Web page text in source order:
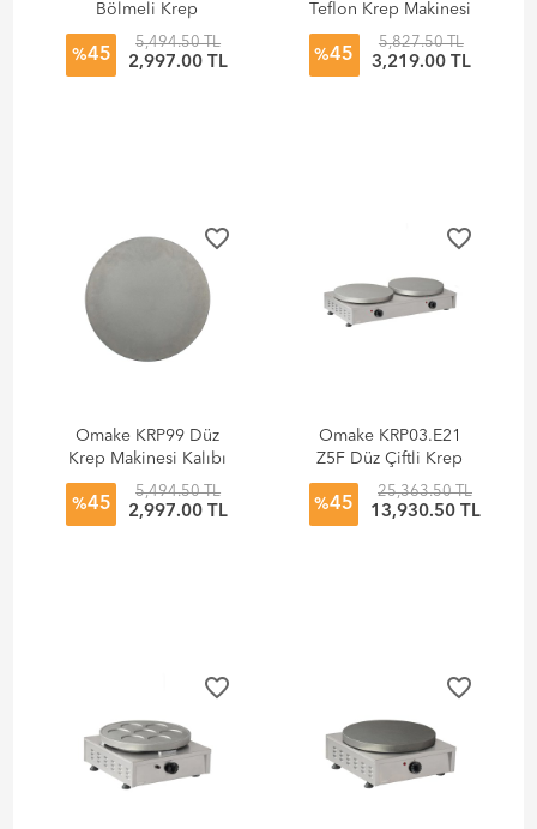
Bölmeli Krep
Makinesi Kalıbı
%45
5,494.50 TL
2,997.00 TL
Teflon Krep Makinesi
Kalıbı
%45
5,827.50 TL
3,219.00 TL
favorite_border
Omake KRP99 Düz
Krep Makinesi Kalıbı
%45
5,494.50 TL
2,997.00 TL
favorite_border
Omake KRP03.E21
Z5F Düz Çiftli Krep
Makinesi, Elektrikli
%45
25,363.50 TL
13,930.50 TL
favorite_border favorite_border